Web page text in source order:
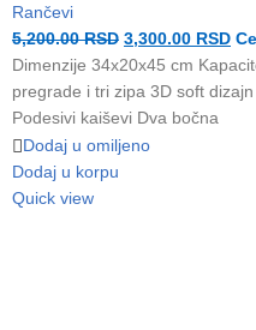
Rančevi
5,200.00RSD 3,300.00 RSD
Dimenzije 34x20x45 cm
pregrade i tri zipa 3D soft
Podesivi kaiševi Dva bočna
Dodaj u omiljeno
Dodaj u korpu
Quick view